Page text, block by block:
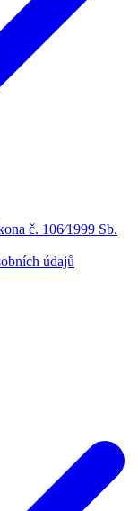
č. 106⁄1999 Sb.
údajů